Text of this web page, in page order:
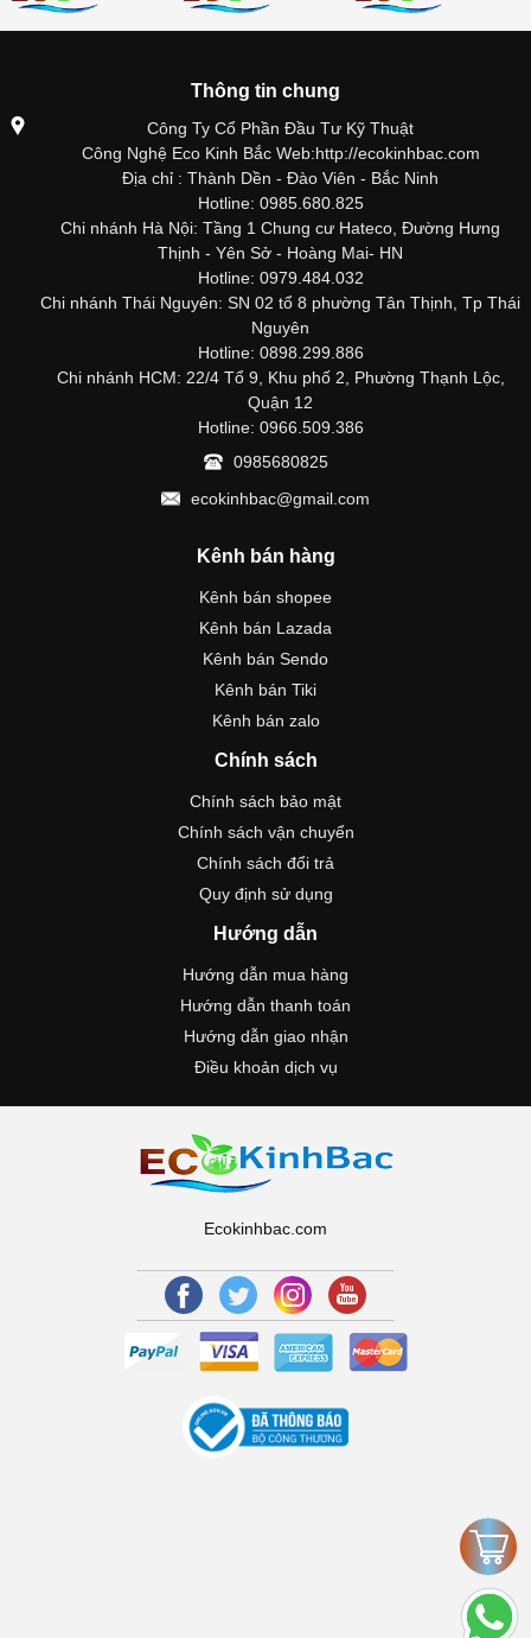
Thông tin chung
Công Ty Cổ Phần Đầu Tư Kỹ Thuật
Công Nghệ Eco Kinh Bắc Web:http://ecokinhbac.com
Địa chỉ : Thành Dền - Đào Viên - Bắc Ninh
Hotline: 0985.680.825
Chi nhánh Hà Nội: Tầng 1 Chung cư Hateco, Đường Hưng
Thịnh - Yên Sở - Hoàng Mai- HN
Hotline: 0979.484.032
Chi nhánh Thái Nguyên: SN 02 tổ 8 phường Tân Thịnh, Tp Thái
Nguyên
Hotline: 0898.299.886
Chi nhánh HCM: 22/4 Tổ 9, Khu phố 2, Phường Thạnh Lộc,
Quận 12
Hotline: 0966.509.386
0985680825
ecokinhbac@gmail.com
Kênh bán hàng
Kênh bán shopee
Kênh bán Lazada
Kênh bán Sendo
Kênh bán Tiki
Kênh bán zalo
Chính sách
Chính sách bảo mật
Chính sách vận chuyển
Chính sách đổi trả
Quy định sử dụng
Hướng dẫn
Hướng dẫn mua hàng
Hướng dẫn thanh toán
Hướng dẫn giao nhận
Điều khoản dịch vụ
Ecokinhbac.com